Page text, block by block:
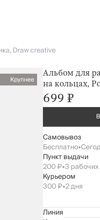
Draw creative
Крупнее
Альбом для
на кольцах,
699 ₽
Самовывоз
Бесплатно•
Пункт выдачи
200 ₽•3
Курьером
300 ₽•2 дня
Линия